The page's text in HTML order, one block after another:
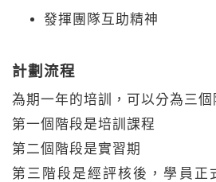
發揮團隊互助精神
計劃流程
為期一年的培訓，可以分為三個
第一個階段是培訓課程
第二個階段是實習期
第三階段是經評核後，學員正